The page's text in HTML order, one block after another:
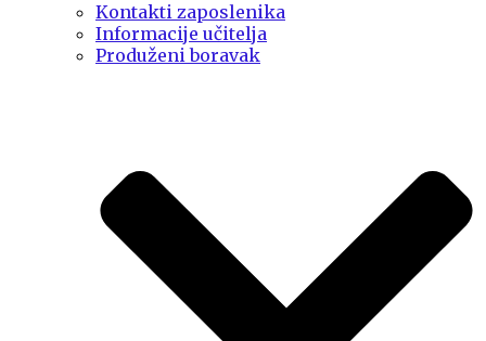
Kontakti zaposlenika
Informacije učitelja
Produženi boravak